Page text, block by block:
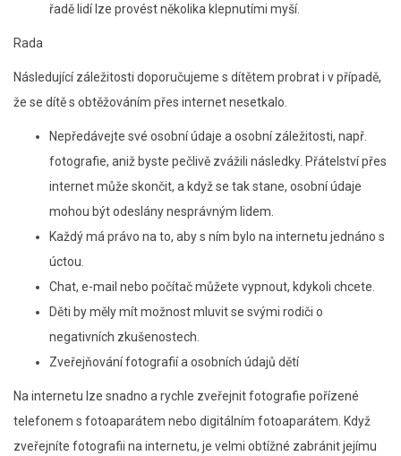
řadě lidí lze provést několika klepnutími myší.
Rada
Následující záležitosti doporučujeme s dítětem probrat i v případě,
že se dítě s obtěžováním přes internet nesetkalo.
Nepředávejte své osobní údaje a osobní záležitosti, např.
fotografie, aniž byste pečlivě zvážili následky. Přátelství přes
internet může skončit, a když se tak stane, osobní údaje
mohou být odeslány nesprávným lidem.
Každý má právo na to, aby s ním bylo na internetu jednáno s
úctou.
Chat, e-mail nebo počítač můžete vypnout, kdykoli chcete.
Děti by měly mít možnost mluvit se svými rodiči o
negativních zkušenostech.
Zveřejňování fotografií a osobních údajů dětí
Na internetu lze snadno a rychle zveřejnit fotografie pořízené
telefonem s fotoaparátem nebo digitálním fotoaparátem. Když
zveřejníte fotografii na internetu, je velmi obtížné zabránit jejímu